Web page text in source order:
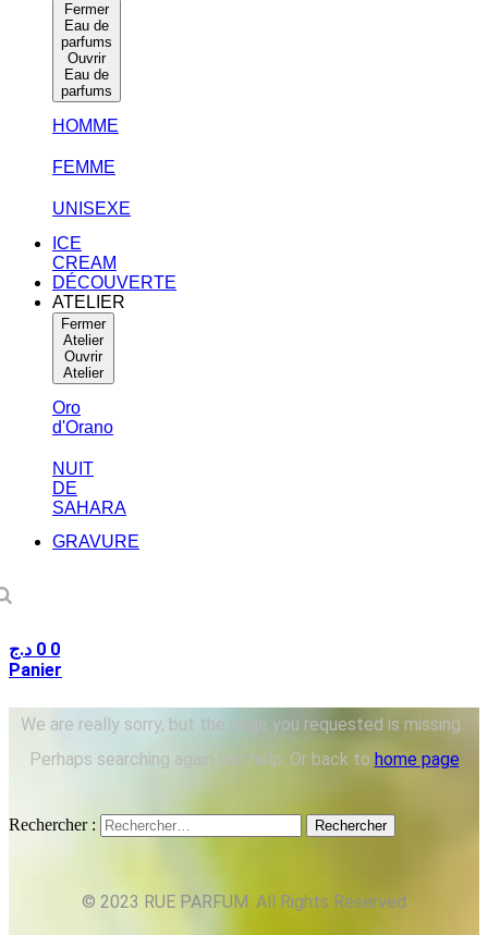
Fermer
Eau de
parfums
Ouvrir
Eau de
parfums
HOMME
FEMME
UNISEXE
ICE
CREAM
DÉCOUVERTE
ATELIER
Fermer
Atelier
Ouvrir
Atelier
Oro
d'Orano
NUIT
DE
SAHARA
GRAVURE
0 د.ج
0
Panier
We are really sorry, but the page you requested is missing..
Perhaps searching again can help. Or back to home page
Rechercher :
© 2023 RUE PARFUM. All Rights Reserved